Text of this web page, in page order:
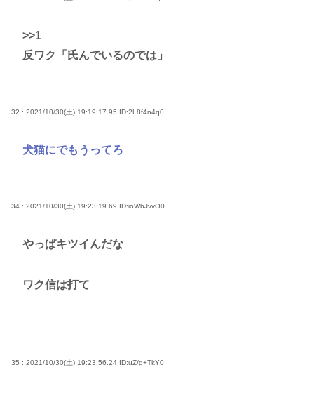
>>1
反ワク「氏んでいるのでは」
32 : 2021/10/30(土) 19:19:17.95 ID:2L8f4n4q0
犬猫にでもうってろ
34 : 2021/10/30(土) 19:23:19.69 ID:ioWbJvvO0
やっぱキツイんだな
ワク信は打て
35 : 2021/10/30(土) 19:23:56.24 ID:uZ/g+TkY0